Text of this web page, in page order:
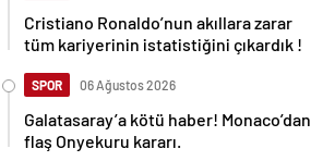
Cristiano Ronaldo’nun akıllara zarar
tüm kariyerinin istatistiğini çıkardık !
SPOR 06 Ağustos 2026
Galatasaray’a kötü haber! Monaco’dan
flaş Onyekuru kararı.